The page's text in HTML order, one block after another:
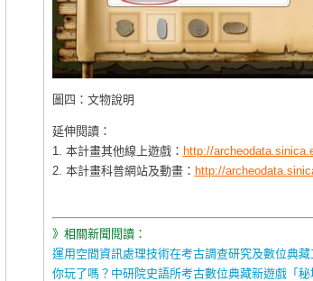
圖四：文物說明
延伸閱讀：
1. 本計畫其他線上遊戲： http://
2. 本計畫科普網站及動畫： http://
》相關新聞閱讀：
運用空間資訊處理技術在考古調查研究及數位典藏
你玩了嗎？中研院史語所考古數位典藏新遊戲「秘